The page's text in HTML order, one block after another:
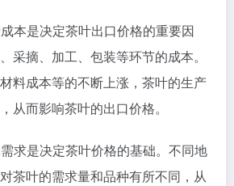
本是决定茶叶出口价格的重要因
采摘、加工、包装等环节的成本。
料成本等的不断上涨，茶叶的生产
从而影响茶叶的出口价格。
求是决定茶叶价格的基础。不同地
茶叶的需求量和品种有所不同，从